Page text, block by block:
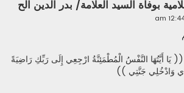
يَا أَيَّتُهَا النَّفْسُ الْمُطْمَئِنَّةُ ارْجِعِي إِلَى رَبِّكِ رَاضِيَةً
وَادْخُلِي جَنَّتِي ))